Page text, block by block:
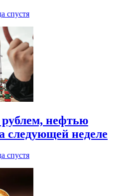
спустя
рублем, нефтью
следующей неделе
спустя